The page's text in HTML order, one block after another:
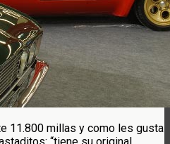
11.800 millas y como les gusta